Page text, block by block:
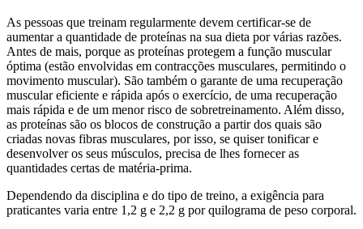
As pessoas que treinam regularmente devem certificar-se de
aumentar a quantidade de proteínas na sua dieta por várias razões.
Antes de mais, porque as proteínas protegem a função muscular
óptima (estão envolvidas em contracções musculares, permitindo o
movimento muscular). São também o garante de uma recuperação
muscular eficiente e rápida após o exercício, de uma recuperação
mais rápida e de um menor risco de sobretreinamento. Além disso,
as proteínas são os blocos de construção a partir dos quais são
criadas novas fibras musculares, por isso, se quiser tonificar e
desenvolver os seus músculos, precisa de lhes fornecer as
quantidades certas de matéria-prima.
Dependendo da disciplina e do tipo de treino, a exigência para
praticantes varia entre 1,2 g e 2,2 g por quilograma de peso corporal.